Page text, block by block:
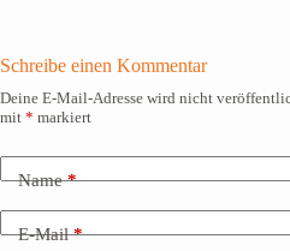
Schreibe einen Kommentar
Deine E-Mail-Adresse wird nicht
mit * markiert
Name*
E-Mail*